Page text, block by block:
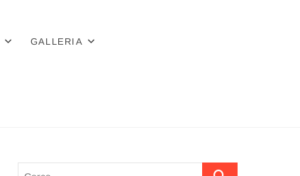
GALLERIA
Cerca